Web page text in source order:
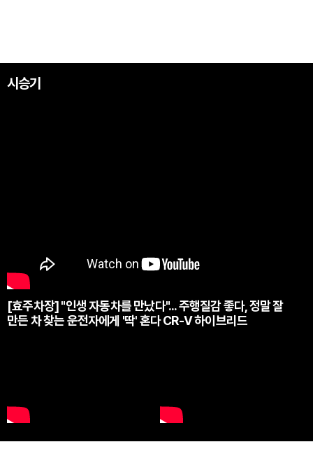
시승기
[효주차장] "인생 자동차를 만났다"... 주행질감 좋다, 정말 잘
만든 차 찾는 운전자에게 '딱' 혼다 CR-V 하이브리드